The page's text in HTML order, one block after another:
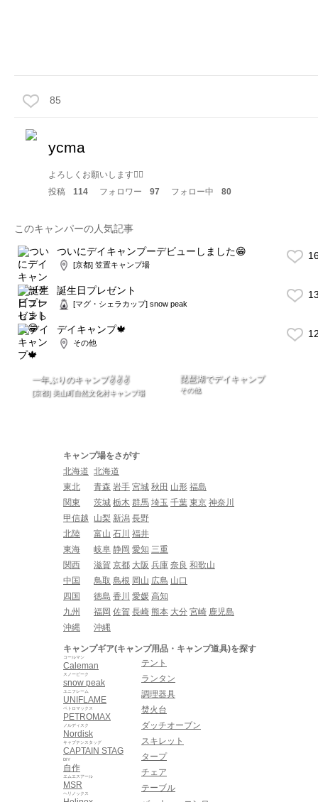
85
ycma
よろしくお願いします🙇‍♂️
投稿
114 フォロワー 97 フォロー中 80
このキャンパーの人気記事
ついにデイキャンプーデビューしました😁
[京都] 笠置キャンプ場
誕生日プレゼント
[マグ・シェラカップ] snow peak
デイキャンプ🍁
その他
一年ぶりのキャンプ✌️✌️✌️
[京都] 美山町自然文化村キャンプ場
琵琶湖でデイキャンプ
その他
キャンプ場をさがす
北海道 北海道
東北
青森 岩手 宮城 秋田 山形 福島
関東
茨城 栃木 群馬 埼玉 千葉 東京 神奈川
甲信越
山梨 新潟 長野
北陸
富山 石川 福井
東海
岐阜 静岡 愛知 三重
関西
滋賀 京都 大阪 兵庫 奈良 和歌山
中国
鳥取 島根 岡山 広島 山口
四国
徳島 香川 愛媛 高知
九州
福岡 佐賀 長崎 熊本 大分 宮崎 鹿児島
沖縄
沖縄
キャンプギア(キャンプ用品・キャンプ道具)を探す
Caleman
コールマン
snow peak
スノーピーク
UNIFLAME
ユニフレーム
PETROMAX
ペトロマックス
Nordisk
ノルディスク
CAPTAIN STAG
キャプテンスタッグ
自作
DIY
MSR
エムエスアール
ヘリノックス
テント
ランタン
調理器具
焚火台
ダッチオーブン
スキレット
タープ
チェア
テーブル